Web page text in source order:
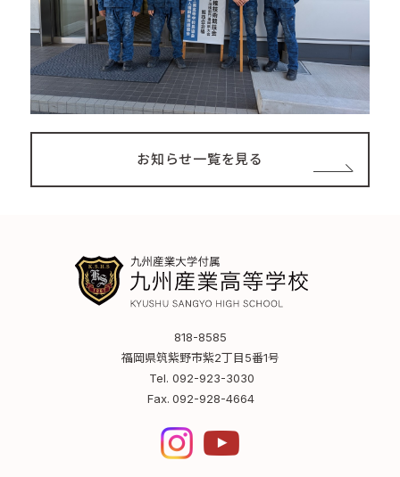
お知らせ一覧を見る
818-8585
福岡県筑紫野市紫2丁目5番1号
Tel. 092-923-3030
Fax. 092-928-4664